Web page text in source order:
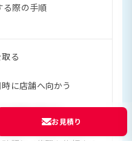
る際の手順
る
に店舗へ向かう
診断を受ける
お見積り